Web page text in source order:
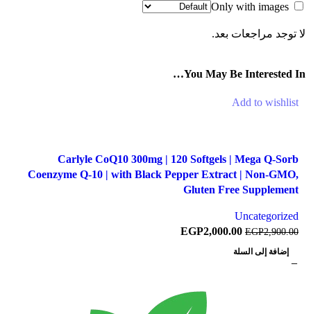
Only with images
لا توجد مراجعات بعد.
You May Be Interested In…
-31%
Add to wishlist
Carlyle CoQ10 300mg | 120 Softgels | Mega Q-Sorb
Coenzyme Q-10 | with Black Pepper Extract | Non-GMO,
Gluten Free Supplement
Uncategorized
EGP2,900.00
EGP2,000.00
إضافة إلى السلة